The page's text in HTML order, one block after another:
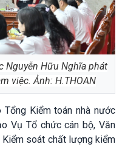
Nguyễn Hữu Nghĩa phát
việc. Ảnh: H.THOAN
Kiểm toán nhà nước
Vụ Tổ chức cán bộ, Văn
Kiểm soát chất lượng kiểm